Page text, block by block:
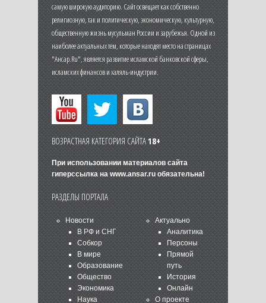
самую широкую аудиторию. Сайт освещает как собственно
религиозную, так и политическую, экономическую, культурную,
общественную жизнь мусульман России и зарубежья. Одной из
наиболее актуальных тем, которые находят место на страницах
"Ансар.Ru", является развитие исламской банковской сферы,
исламских финансов и халяль-индустрии.
ВОЗРАСТНАЯ КАТЕГОРИЯ САЙТА18+
При использовании материалов сайта
гиперссылка на www.ansar.ruобязательна!
РАЗДЕЛЫ ПОРТАЛА
Новости
В РФ и СНГ
Собкор
В мире
Образование
Общество
Экономика
Наука
Актуально
Аналитика
Персоны
Прямой
путь
История
Онлайн
О проекте